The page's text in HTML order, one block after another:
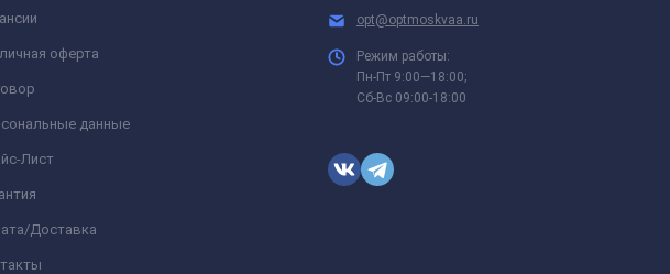
оферта
данные
Лист
Доставка
opt@optmoskvaa.ru
Режим работы:
Пн-Пт 9:00—18:00;
Сб-Вс 09:00-18:00